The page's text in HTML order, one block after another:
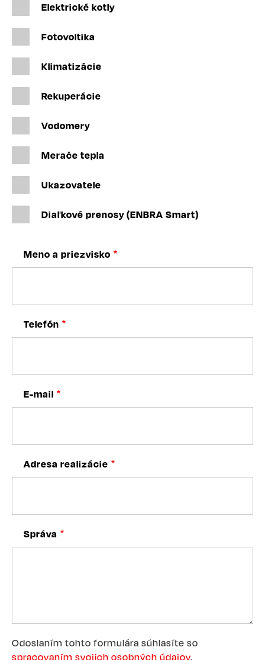
Elektrické kotly
Fotovoltika
Klimatizácie
Rekuperácie
Vodomery
Merače tepla
Ukazovatele
Diaľkové prenosy (ENBRA Smart)
Meno a priezvisko
Telefón
E-mail
Adresa realizácie
Správa
Odoslaním tohto formulára súhlasíte so
spracovaním svojich osobných údajov.